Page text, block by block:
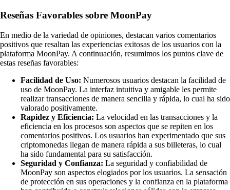
Reseñas Favorables sobre MoonPay
En medio de la variedad de opiniones, destacan varios comentarios
positivos que resaltan las experiencias exitosas de los usuarios con la
plataforma MoonPay. A continuación, resumimos los puntos clave de
estas reseñas favorables:
Facilidad de Uso: Numerosos usuarios destacan la facilidad de
uso de MoonPay. La interfaz intuitiva y amigable les permite
realizar transacciones de manera sencilla y rápida, lo cual ha sido
valorado positivamente.
Rapidez y Eficiencia: La velocidad en las transacciones y la
eficiencia en los procesos son aspectos que se repiten en los
comentarios positivos. Los usuarios han experimentado que sus
criptomonedas llegan de manera rápida a sus billeteras, lo cual
ha sido fundamental para su satisfacción.
Seguridad y Confianza: La seguridad y confiabilidad de
MoonPay son aspectos elogiados por los usuarios. La sensación
de protección en sus operaciones y la confianza en la plataforma